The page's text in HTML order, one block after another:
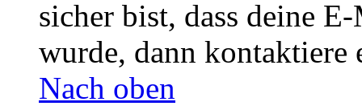
sicher bist, dass deine
wurde, dann kontaktiere
Nach oben